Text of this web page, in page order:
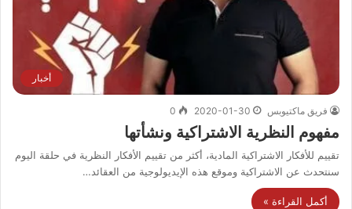
أخبار
فريق ماكتيوبس 2020-01-30
0
مفهوم النظرية الاشتراكية ونشأتها
تقييم للأفكار الاشتراكية المادية، أكثر من تقييم الأفكار النظرية في حلقة اليوم
سنتحدث عن الاشتراكية وموقع هذه الإيديولوجية من العقائد…
أكمل القراءة »